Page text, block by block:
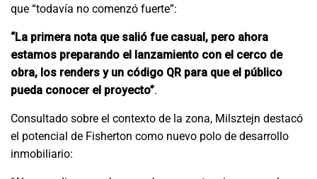
que “todavía no comenzó fuerte”:
“La primera nota que salió fue casual, pero ahora
estamos preparando el lanzamiento con el cerco de
obra, los renders y un código QR para que el público
pueda conocer el proyecto”.
Consultado sobre el contexto de la zona, Milsztejn destacó
el potencial de Fisherton como nuevo polo de desarrollo
inmobiliario: